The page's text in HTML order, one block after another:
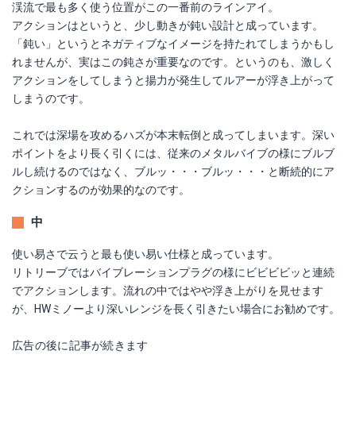
渓流で最も多く使う位置がこの一番前のラインアイ。
アクションはというと、少し動きが鈍い設計と成っています。
「鈍い」というとネガティブなイメージを持たれてしまうかもし
れませんが、実はこの鈍さが重要なのです。というのも、激しく
アクションをしてしまうと揚力が発生してルアーが浮き上がって
しまうのです。
これでは深場を攻めるハズが本末転倒と成ってしまいます。深い
ポイントをより長く引くには、従来のメタルバイブの様にブルブ
ルし続けるのではなく、ブルッ・・・ブルッ・・・と断続的にア
クションするのが効果的なのです。
中
使い易さで云うと最も使い易い仕様と成っています。
リトリーブではバイブレーションプラグの様にビビビビッと連続
でアクションします。流れの中ではやや浮き上がりを見せます
が、HWミノーより深いレンジを長く引きたい場合にお勧めです。
広告の後に記事が続きます